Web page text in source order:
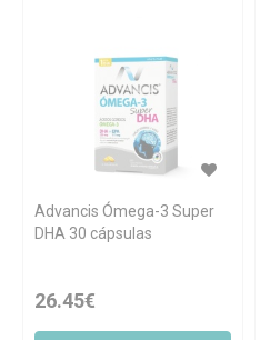
Advancis Ómega-3 Super
DHA 30 cápsulas
26.45€